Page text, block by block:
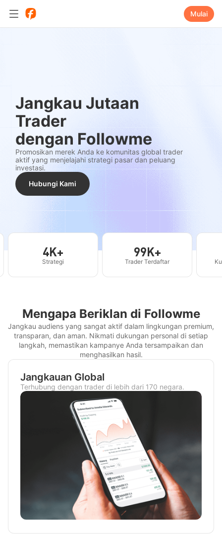
Mulai
Jangkau Jutaan
Trader
dengan Followme
Promosikan merek Anda ke komunitas global trader
aktif yang menjelajahi strategi pasar dan peluang
investasi.
Hubungi Kami
4K+
Strategi
99K+
Trader Terdaftar
Mengapa Beriklan di Followme
Jangkau audiens yang sangat aktif dalam lingkungan premium,
transparan, dan aman. Nikmati dukungan personal di setiap
langkah, memastikan kampanye Anda tersampaikan dan
menghasilkan hasil.
Jangkauan Global
Terhubung dengan trader di lebih dari 170 negara.